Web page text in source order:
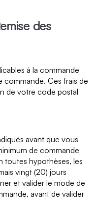
des
à la commande
commande. Ces frais de
de votre code postal
avant que vous
de commande
toutes hypothèses, les
vingt (20) jours
et valider le mode de
avant de valider